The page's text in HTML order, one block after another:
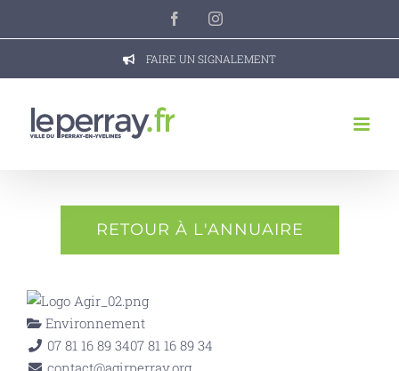
FacebookInstagram
FAIRE UN SIGNALEMENT
RETOUR À L'ANNUAIRE
Environnement
07 81 16 89 3407 81 16 89 34
contact@agirperray.org